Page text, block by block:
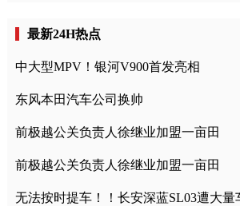
最新24H热点
中大型MPV！银河V900首发亮相
东风本田汽车公司换帅
前极越公关负责人徐继业加盟一亩田
前极越公关负责人徐继业加盟一亩田
无法按时提车！！长安深蓝SL03遭大量